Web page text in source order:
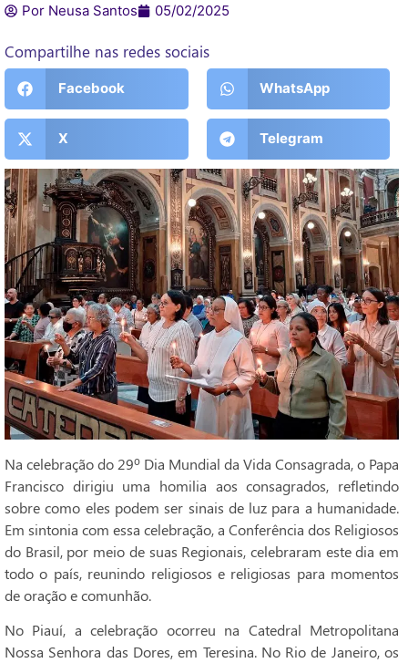
Por Neusa Santos 05/02/2025
Compartilhe nas redes sociais
Facebook WhatsApp
X Telegram
Na celebração do 29º Dia Mundial da Vida Consagrada, o Papa
Francisco dirigiu uma homilia aos consagrados, refletindo
sobre como eles podem ser sinais de luz para a humanidade.
Em sintonia com essa celebração, a Conferência dos Religiosos
do Brasil, por meio de suas Regionais, celebraram este dia em
todo o país, reunindo religiosos e religiosas para momentos
de oração e comunhão.
No Piauí, a celebração ocorreu na Catedral Metropolitana
Nossa Senhora das Dores, em Teresina. No Rio de Janeiro, os